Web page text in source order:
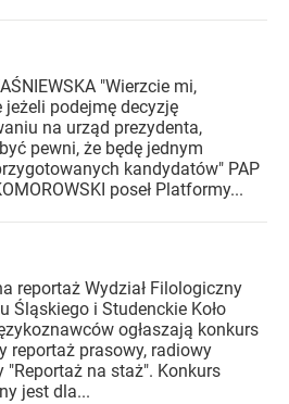
"Wierzcie mi,
jeżeli podejmę decyzję
na urząd prezydenta,
pewni, że będę jednym
kandydatów" PAP
poseł Platformy...
reportaż Wydział Filologiczny
Śląskiego i Studenckie Koło
ogłaszają konkurs
reportaż prasowy, radiowy
"Reportaż na staż". Konkurs
jest dla...